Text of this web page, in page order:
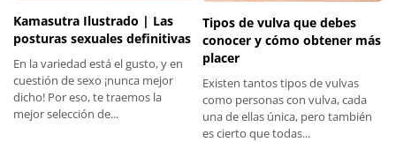
Kamasutra Ilustrado | Las
posturas sexuales definitivas
En la variedad está el gusto, y en
cuestión de sexo ¡nunca mejor
dicho! Por eso, te traemos la
mejor selección de...
Tipos de vulva que debes
conocer y cómo obtener más
placer
Existen tantos tipos de vulvas
como personas con vulva, cada
una de ellas única, pero también
es cierto que todas...